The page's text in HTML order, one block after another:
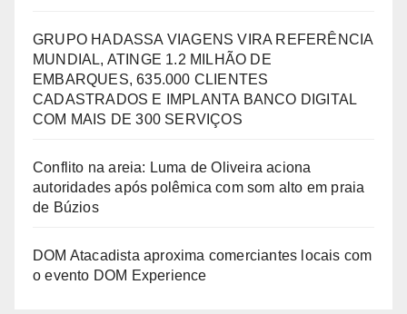
GRUPO HADASSA VIAGENS VIRA REFERÊNCIA
MUNDIAL, ATINGE 1.2 MILHÃO DE
EMBARQUES, 635.000 CLIENTES
CADASTRADOS E IMPLANTA BANCO DIGITAL
COM MAIS DE 300 SERVIÇOS
Conflito na areia: Luma de Oliveira aciona
autoridades após polêmica com som alto em praia
de Búzios
DOM Atacadista aproxima comerciantes locais com
o evento DOM Experience